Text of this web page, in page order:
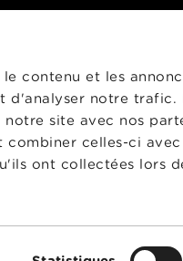
contenu et les
d'analyser notre trafic.
site avec nos
celles-ci
ont collectées lors
Fibre
Sécurité
État du réseau